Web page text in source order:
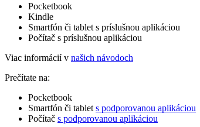
Pocketbook
Kindle
Smartfón či tablet s príslušnou aplikáciou
Počítač s príslušnou aplikáciou
Viac informácií v našich návodoch
Prečítate na:
Pocketbook
Smartfón či tablet s podporovanou aplikáciou
Počítač s podporovanou aplikáciou